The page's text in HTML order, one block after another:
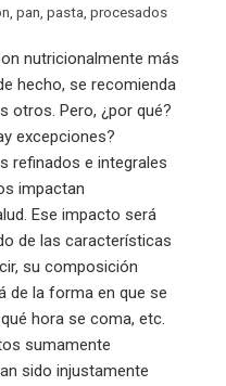
pan pasta procesados
nutricionalmente más
hecho, se recomienda
otros. Pero, ¿por qué?
excepciones?
refinados e integrales
impactan
Ese impacto será
de las características
su composición
de la forma en que se
hora se coma, etc.
sumamente
sido injustamente